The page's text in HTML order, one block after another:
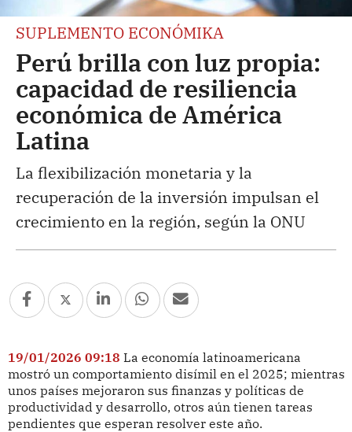
SUPLEMENTO ECONÓMIKA
Perú brilla con luz propia:
capacidad de resiliencia
económica de América
Latina
La flexibilización monetaria y la
recuperación de la inversión impulsan el
crecimiento en la región, según la ONU
19/01/2026 09:18 La economía latinoamericana
mostró un comportamiento disímil en el 2025; mientras
unos países mejoraron sus finanzas y políticas de
productividad y desarrollo, otros aún tienen tareas
pendientes que esperan resolver este año.